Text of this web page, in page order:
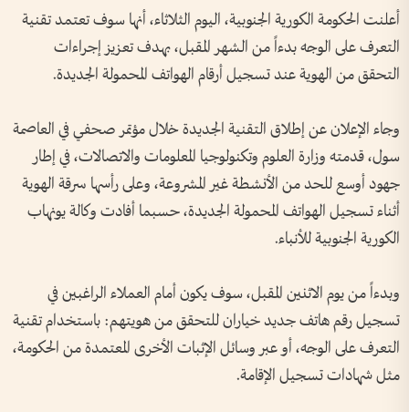
أعلنت الحكومة الكورية الجنوبية، اليوم الثلاثاء، أنها سوف تعتمد تقنية
التعرف على الوجه بدءاً من الشهر المقبل، بهدف تعزيز إجراءات
التحقق من الهوية عند تسجيل أرقام الهواتف المحمولة الجديدة.
وجاء الإعلان عن إطلاق التقنية الجديدة خلال مؤتمر صحفي في العاصمة
سول، قدمته وزارة العلوم وتكنولوجيا المعلومات والاتصالات، في إطار
جهود أوسع للحد من الأنشطة غير المشروعة، وعلى رأسها سرقة الهوية
أثناء تسجيل الهواتف المحمولة الجديدة، حسبما أفادت وكالة يونهاب
الكورية الجنوبية للأنباء.
وبدءاً من يوم الاثنين المقبل، سوف يكون أمام العملاء الراغبين في
تسجيل رقم هاتف جديد خياران للتحقق من هويتهم: باستخدام تقنية
التعرف على الوجه، أو عبر وسائل الإثبات الأخرى المعتمدة من الحكومة،
مثل شهادات تسجيل الإقامة.